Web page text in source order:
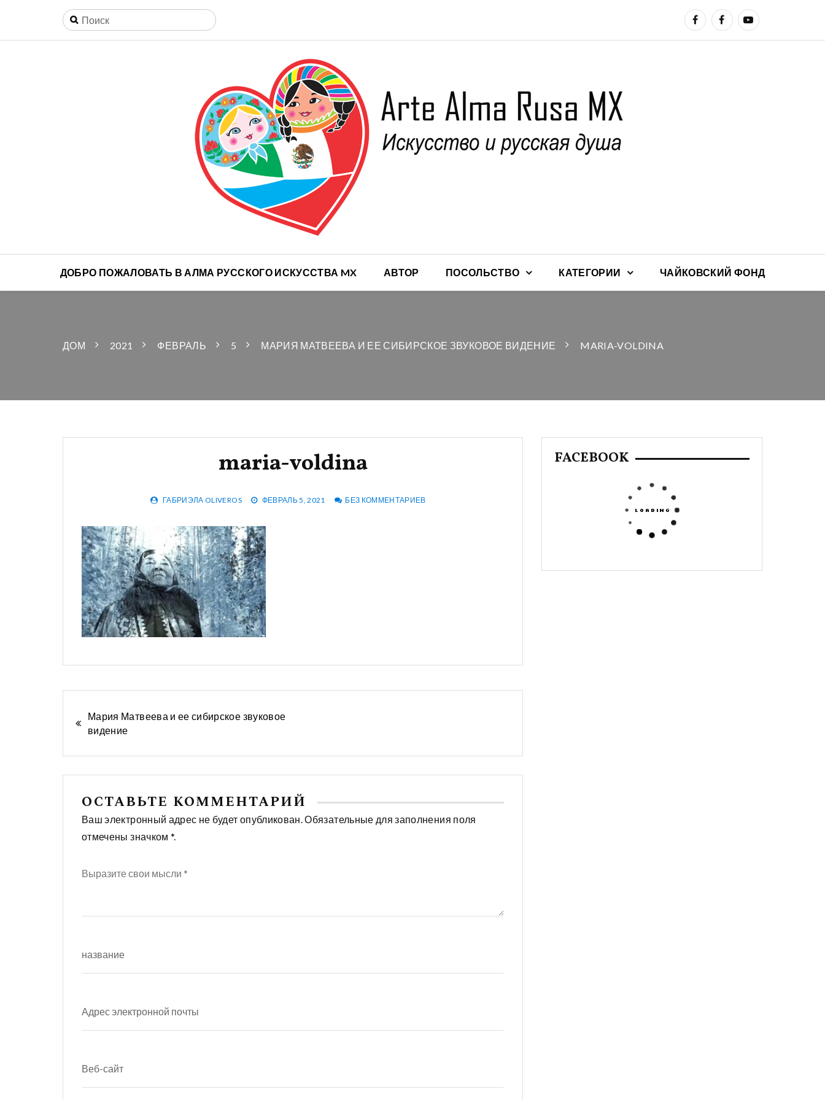
ДОБРО ПОЖАЛОВАТЬ В АЛМА РУССКОГО ИСКУССТВА MX АВТОР ПОСОЛЬСТВО КАТЕГОРИИ ЧАЙКОВСКИЙ ФОНД
ДОМ 2021 ФЕВРАЛЬ 5 МАРИЯ МАТВЕЕВА И ЕЕ СИБИРСКОЕ ЗВУКОВОЕ ВИДЕНИЕ MARIA-VOLDINA
maria-voldina
ГАБРИЭЛА OLIVEROS ФЕВРАЛЬ 5, 2021 БЕЗ КОММЕНТАРИЕВ
Навигация
публикациям
Мария Матвеева и ее сибирское звуковое
видение
ОСТАВЬТЕ КОММЕНТАРИЙ
Ваш электронный адрес не будет опубликован. Обязательные для заполнения поля
отмечены значком *.
FACEBOOK